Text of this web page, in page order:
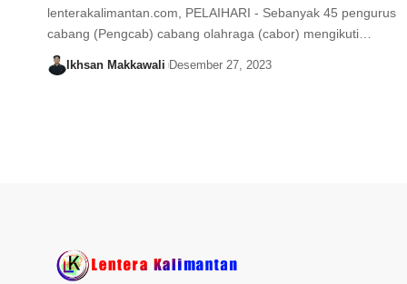
lenterakalimantan.com, PELAIHARI - Sebanyak 45 pengurus
cabang (Pengcab) cabang olahraga (cabor) mengikuti…
Ikhsan Makkawali Desember 27, 2023